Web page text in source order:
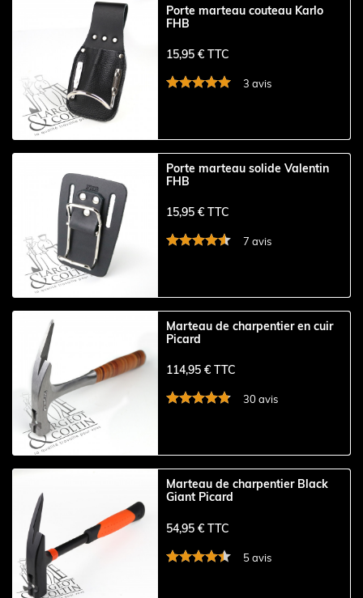
Porte marteau couteau Karlo
FHB
15,95 € TTC
3 avis
Porte marteau solide Valentin
FHB
15,95 € TTC
7 avis
Marteau de charpentier en cuir
Picard
114,95 € TTC
30 avis
Marteau de charpentier Black
Giant Picard
54,95 € TTC
5 avis